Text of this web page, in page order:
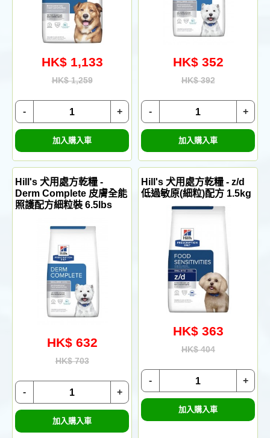
HK$ 1,133
HK$ 1,259
+
-
加入購入車
HK$ 352
HK$ 392
+
-
加入購入車
Hill's 犬用處方乾糧 -
Derm Complete 皮膚全能
照護配方細粒裝 6.5lbs
HK$ 632
HK$ 703
+
-
加入購入車
Hill's 犬用處方乾糧 - z/d
低過敏原(細粒)配方 1.5kg
HK$ 363
HK$ 404
+
-
加入購入車